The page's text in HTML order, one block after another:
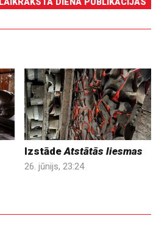
IzstādeAtstātās liesmas
26. jūnijs, 23:24